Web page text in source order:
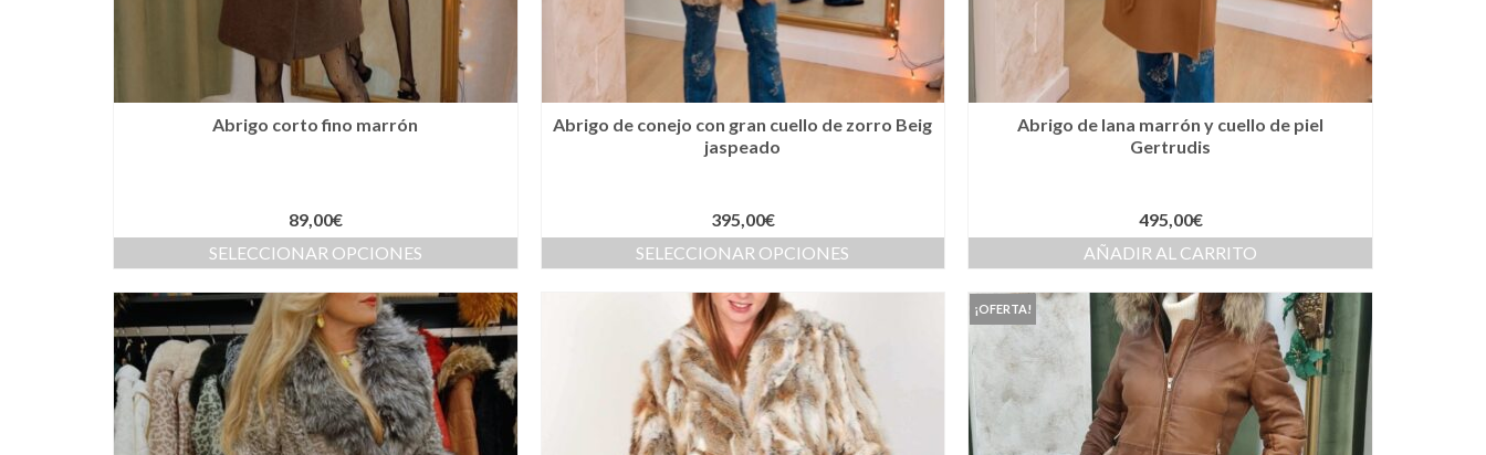
Abrigo corto fino marrón
89,00€
SELECCIONAR OPCIONES
Abrigo de conejo con gran cuello de zorro Beig
jaspeado
395,00€
SELECCIONAR OPCIONES
Abrigo de lana marrón y cuello de piel
Gertrudis
495,00€
AÑADIR AL CARRITO
¡OFERTA!